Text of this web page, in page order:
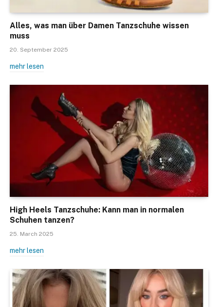
Alles, was man über Damen Tanzschuhe wissen
muss
20. September 2025
mehr lesen
High Heels Tanzschuhe: Kann man in normalen
Schuhen tanzen?
25. March 2025
mehr lesen